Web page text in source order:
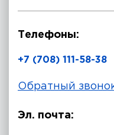
Телефоны:
+7 (708) 111-58-38
Обратный
Эл. почта: